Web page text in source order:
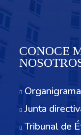
CONOCE
Organigrama
Junta
Tribunal de